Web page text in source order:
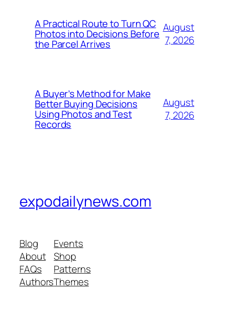
A Practical Route to Turn QC
Photos into Decisions Before
the Parcel Arrives
August
7, 2026
A Buyer’s Method for Make
Better Buying Decisions
Using Photos and Test
Records
August
7, 2026
expodailynews.com
Blog
About
FAQs
Authors
Events
Shop
Patterns
Themes